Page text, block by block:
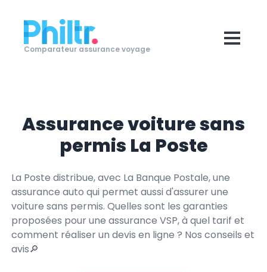
Comparateur assurance voyage
Assurance voiture sans
permis La Poste
La Poste distribue, avec La Banque Postale, une
assurance auto qui permet aussi d'assurer une
voiture sans permis. Quelles sont les garanties
proposées pour une assurance VSP, à quel tarif et
comment réaliser un devis en ligne ? Nos conseils et
avis🔎